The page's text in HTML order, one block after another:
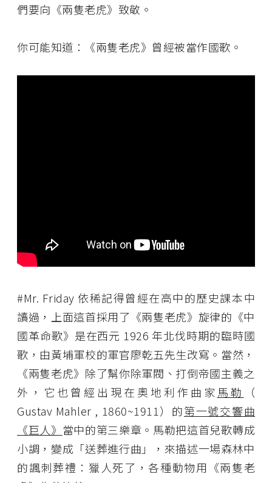
們要向《兩隻老虎》致敬。
你可能知道：《兩隻老虎》曾經被當作國歌。
#Mr. Friday 依稀記得曾經在高中的歷史課本中
讀過，上面這首採用了《兩隻老虎》旋律的《中
國革命歌》是在西元 1926 年北伐時期的臨時國
歌，由黃埔軍校的軍官廖乾五先生改寫。當然，
《兩隻老虎》除了幫你除軍閥、打倒帝國主義之
外，它也曾經出現在奧地利作曲家 馬勒
（
Gustav Mahler , 1860~1911）的第一號交響曲
《巨人》 當中的第三樂章。馬勒把這首兒歌轉成
小調，變成「送葬進行曲」，來描述一場森林中
的諷刺葬禮：獵人死了，各種動物用《兩隻老